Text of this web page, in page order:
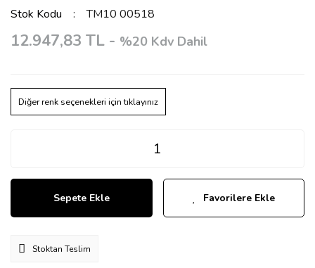
Stok Kodu TM10 00518
12.947,83 TL - %20 Kdv Dahil
Diğer renk seçenekleri için tıklayınız
Sepete Ekle Favorilere Ekle
Stoktan Teslim